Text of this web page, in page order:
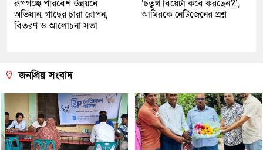
রূপগঞ্জে পরিবেশ উন্নয়নে
অভিযান, গাছের চারা রোপন,
বিতরণ ও আলোচনা সভা
‘চতুর্থ বিয়েটা কবে করছেন?’,
আমিরকে নেটিজেনের প্রশ্ন
জনপ্রিয় সংবাদ